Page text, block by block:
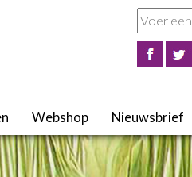
Webshop Nieuwsbrief